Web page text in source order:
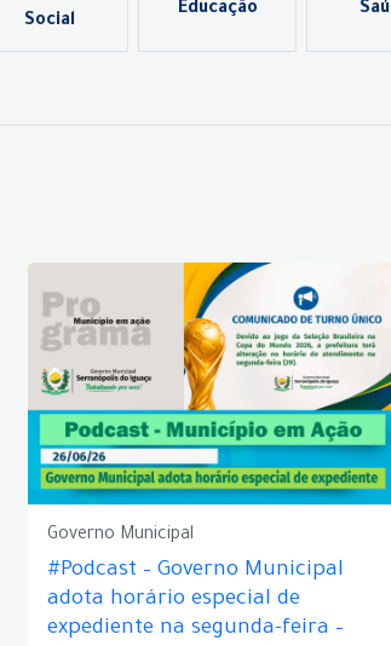
Social
Educação
Governo Municipal
#Podcast – Governo Municipal
adota horário especial de
expediente na segunda-feira –